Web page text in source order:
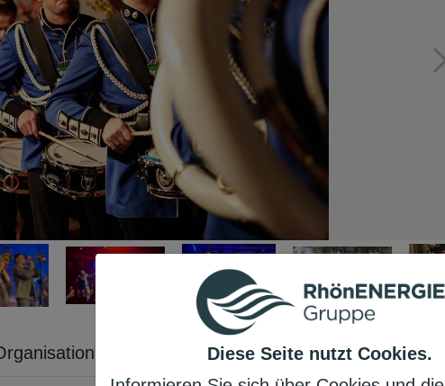
Diese Seite nutzt Cookies.